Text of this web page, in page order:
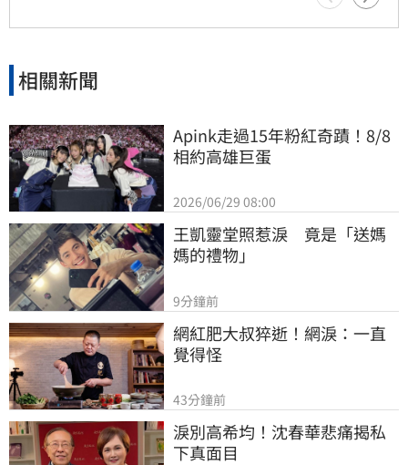
全。
相關新聞
Apink走過15年粉紅奇蹟！8/8
相約高雄巨蛋
2026/06/29 08:00
王凱靈堂照惹淚　竟是「送媽
媽的禮物」
9分鐘前
網紅肥大叔猝逝！網淚：一直
覺得怪
43分鐘前
淚別高希均！沈春華悲痛揭私
下真面目